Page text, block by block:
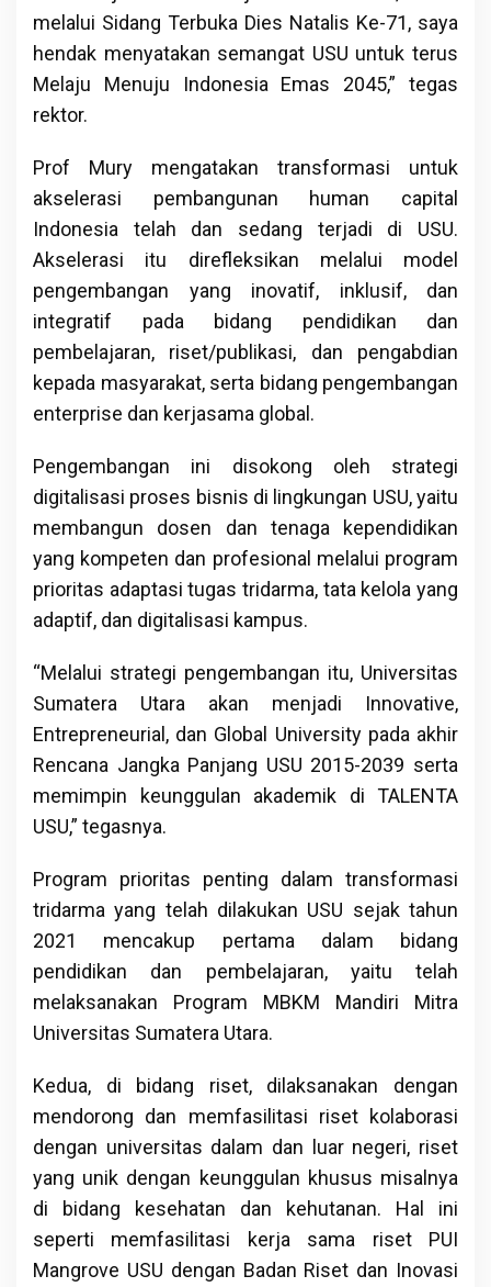
melalui Sidang Terbuka Dies Natalis Ke-71, saya
hendak menyatakan semangat USU untuk terus
Melaju Menuju Indonesia Emas 2045,” tegas
rektor.
Prof Mury mengatakan transformasi untuk
akselerasi pembangunan human capital
Indonesia telah dan sedang terjadi di USU.
Akselerasi itu direfleksikan melalui model
pengembangan yang inovatif, inklusif, dan
integratif pada bidang pendidikan dan
pembelajaran, riset/publikasi, dan pengabdian
kepada masyarakat, serta bidang pengembangan
enterprise dan kerjasama global.
Pengembangan ini disokong oleh strategi
digitalisasi proses bisnis di lingkungan USU, yaitu
membangun dosen dan tenaga kependidikan
yang kompeten dan profesional melalui program
prioritas adaptasi tugas tridarma, tata kelola yang
adaptif, dan digitalisasi kampus.
“Melalui strategi pengembangan itu, Universitas
Sumatera Utara akan menjadi Innovative,
Entrepreneurial, dan Global University pada akhir
Rencana Jangka Panjang USU 2015-2039 serta
memimpin keunggulan akademik di TALENTA
USU,” tegasnya.
Program prioritas penting dalam transformasi
tridarma yang telah dilakukan USU sejak tahun
2021 mencakup pertama dalam bidang
pendidikan dan pembelajaran, yaitu telah
melaksanakan Program MBKM Mandiri Mitra
Universitas Sumatera Utara.
Kedua, di bidang riset, dilaksanakan dengan
mendorong dan memfasilitasi riset kolaborasi
dengan universitas dalam dan luar negeri, riset
yang unik dengan keunggulan khusus misalnya
di bidang kesehatan dan kehutanan. Hal ini
seperti memfasilitasi kerja sama riset PUI
Mangrove USU dengan Badan Riset dan Inovasi